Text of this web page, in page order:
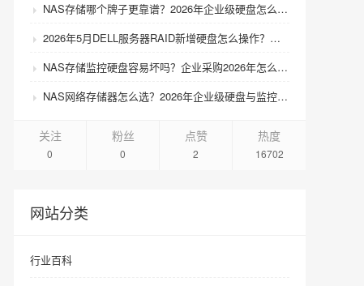
NAS存储哪个牌子更靠谱？2026年企业级硬盘怎么选才不踩坑？
2026年5月DELL服务器RAID新增硬盘怎么操作？扩容步骤与兼容性避坑指南
NAS存储监控硬盘容易坏吗？企业采购2026年怎么选才靠谱？
NAS网络存储器怎么选？2026年企业级硬盘与监控硬盘有什么区别？
关注
0
粉丝
0
点赞
2
热度
16702
网站分类
行业百科